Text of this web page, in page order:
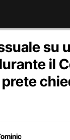
su
il